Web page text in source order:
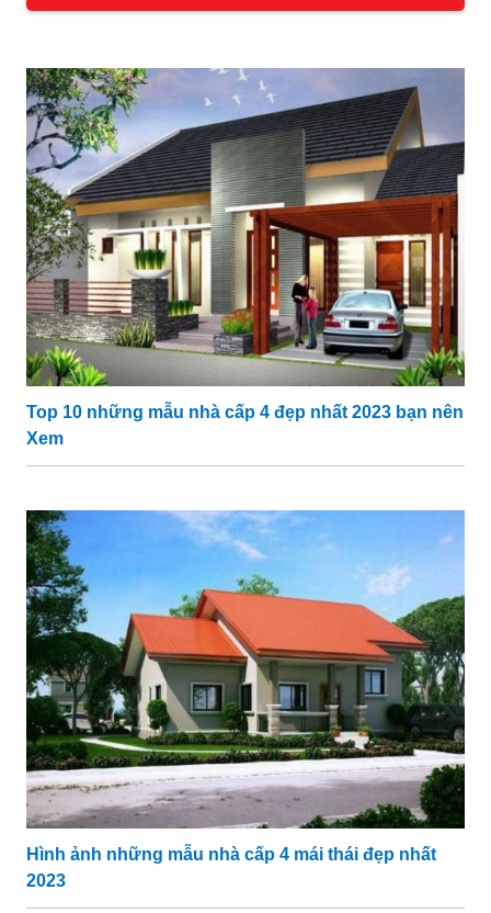
Top 10 những mẫu nhà cấp 4 đẹp nhất 2023 bạn nên
Xem
Hình ảnh những mẫu nhà cấp 4 mái thái đẹp nhất
2023